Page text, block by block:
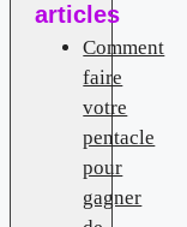
articles
Comment
faire
votre
pentacle
pour
gagner